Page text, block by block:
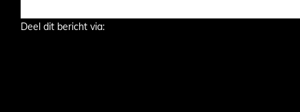
Deel dit bericht via: